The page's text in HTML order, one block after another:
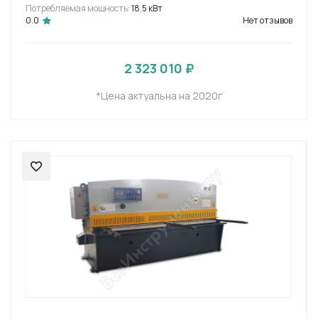
Потребляемая мощность:18.5 кВт
0.0
Нет отзывов
2 323 010 ₽
*Цена актуальна на 2020г